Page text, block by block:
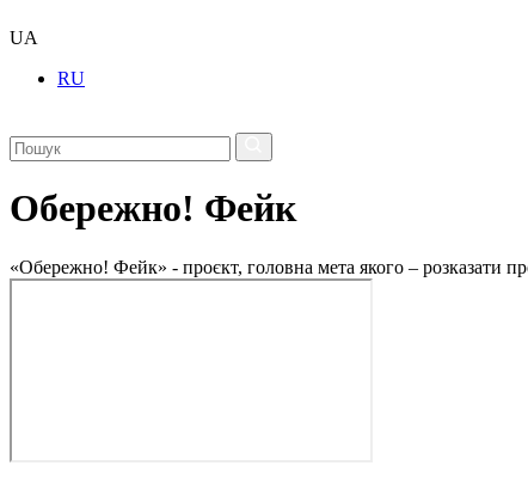
UA
RU
Обережно! Фейк
«Обережно! Фейк» - проєкт, головна мета якого – розказати